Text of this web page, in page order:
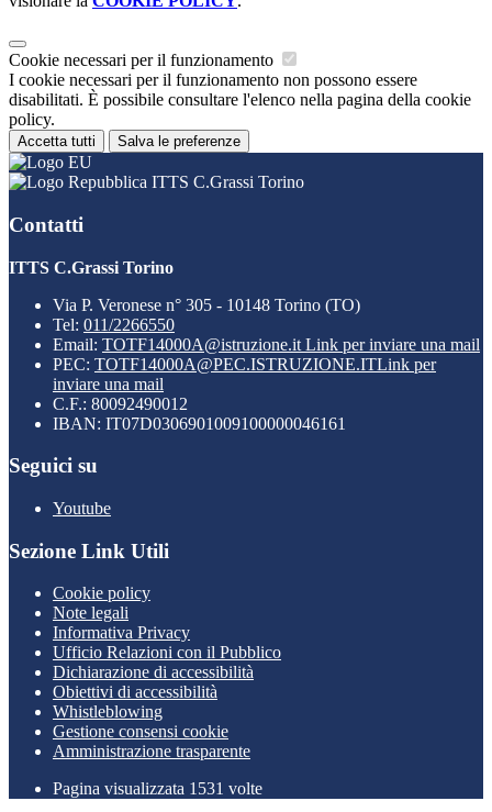
Cookie necessari per il funzionamento
I cookie necessari per il funzionamento non possono essere
disabilitati. È possibile consultare l'elenco nella pagina della cookie
policy.
Accetta tutti Salva le preferenze
ITTS C.Grassi Torino
Contatti
ITTS C.Grassi Torino
Via P. Veronese n° 305 - 10148 Torino (TO)
Tel: 011/2266550
Email: TOTF14000A@istruzione.it Link per inviare una mail
PEC: TOTF14000A@PEC.ISTRUZIONE.ITLink per
inviare una mail
C.F.: 80092490012
IBAN: IT07D0306901009100000046161
Seguici su
Youtube
Sezione Link Utili
Cookie policy
Note legali
Informativa Privacy
Ufficio Relazioni con il Pubblico
Dichiarazione di accessibilità
Obiettivi di accessibilità
Whistleblowing
Gestione consensi cookie
Amministrazione trasparente
Pagina visualizzata 1531 volte